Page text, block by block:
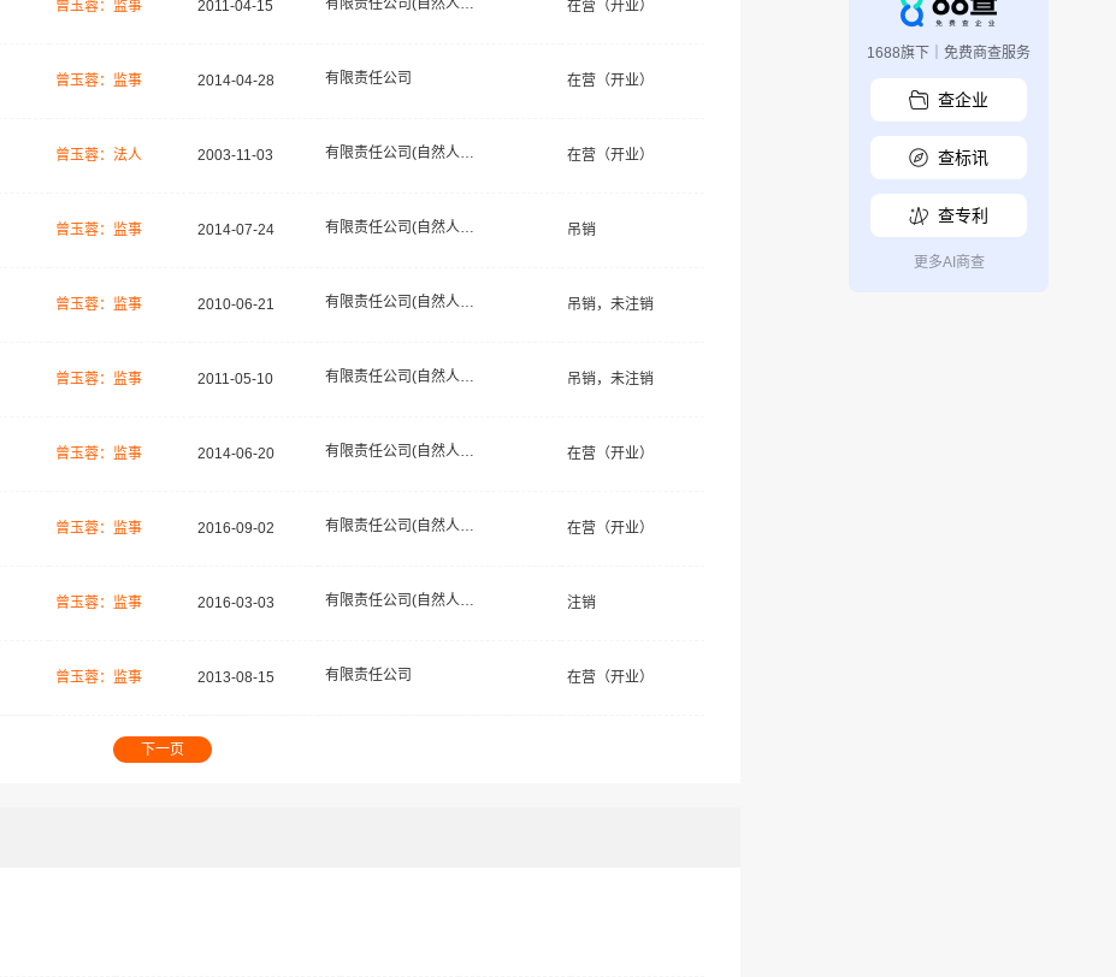
曾玉蓉：监事 2011-04-15 有限责任公司(自然人独资) 在营（开业）
曾玉蓉：监事 2014-04-28 有限责任公司 在营（开业）
曾玉蓉：法人 2003-11-03 有限责任公司(自然人独资) 在营（开业）
曾玉蓉：监事 2014-07-24 有限责任公司(自然人投资或控股) 吊销
曾玉蓉：监事 2010-06-21 有限责任公司(自然人投资或控股) 吊销，未注销
曾玉蓉：监事 2011-05-10 有限责任公司(自然人投资或控股) 吊销，未注销
曾玉蓉：监事 2014-06-20 有限责任公司(自然人投资或控股) 在营（开业）
曾玉蓉：监事 2016-09-02 有限责任公司(自然人投资或控股) 在营（开业）
曾玉蓉：监事 2016-03-03 有限责任公司(自然人投资或控股) 注销
曾玉蓉：监事 2013-08-15 有限责任公司 在营（开业）
下一页
1688旗下｜免费商查服务
查企业
查标讯
查专利
更多AI商查